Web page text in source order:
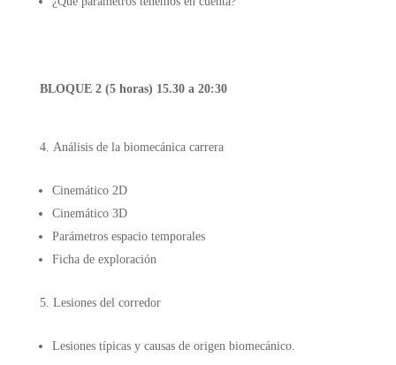
BLOQUE 2 (5 horas) 15.30 a 20:30
Análisis de la biomecánica carrera
Cinemático 2D
Cinemático 3D
Parámetros espacio temporales
Ficha de exploración
Lesiones del corredor
Lesiones típicas y causas de origen biomecánico.